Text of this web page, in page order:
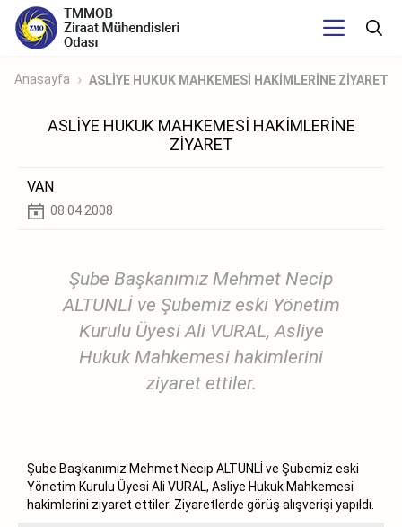
Anasayfa ASLİYE HUKUK MAHKEMESİ HAKİMLERİNE ZİYARET
ASLİYE HUKUK MAHKEMESİ HAKİMLERİNE
ZİYARET
VAN
08.04.2008
Şube Başkanımız Mehmet Necip
ALTUNLİ ve Şubemiz eski Yönetim
Kurulu Üyesi Ali VURAL, Asliye
Hukuk Mahkemesi hakimlerini
ziyaret ettiler.
Şube Başkanımız Mehmet Necip ALTUNLİ ve Şubemiz eski
Yönetim Kurulu Üyesi Ali VURAL, Asliye Hukuk Mahkemesi
hakimlerini ziyaret ettiler. Ziyaretlerde görüş alışverişi yapıldı.